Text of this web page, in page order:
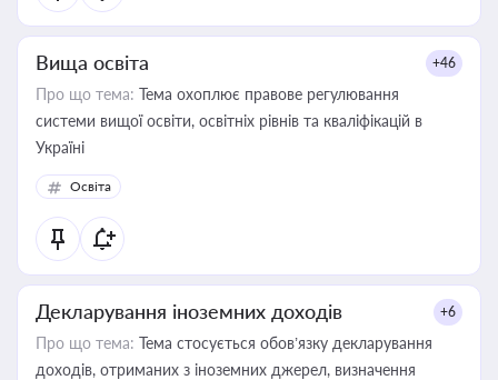
Вища освіта +46
Про що тема: Тема охоплює правове регулювання
системи вищої освіти, освітніх рівнів та кваліфікацій в
Україні
Освіта
Декларування іноземних доходів +6
Про що тема: Тема стосується обов’язку декларування
доходів, отриманих з іноземних джерел, визначення